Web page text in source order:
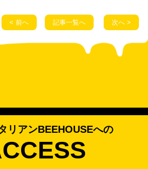
< 前へ 記事一覧へ 次へ >
リアンBEEHOUSEへの